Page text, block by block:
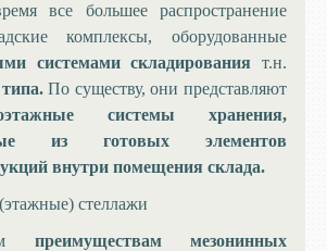
все большее распространение
комплексы, оборудованные
системами складирования т.н.
По существу, они представляют
системы хранения,
из готовых элементов
внутри помещения склада.
преимуществам мезонинных